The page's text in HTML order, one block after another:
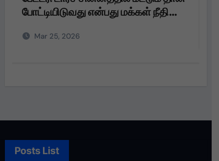
போட்டியிடுவது என்பது மக்கள் நீதி
என்பது எங்களுக்கு வெறும்
Mar 25, 2026
Posts List